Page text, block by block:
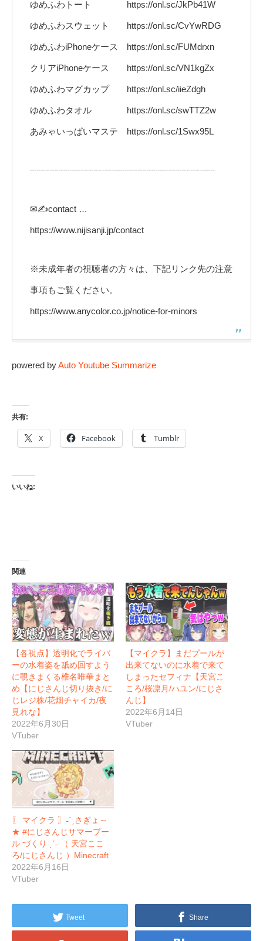
ゆめふわトート https://onl.sc/JkPb41W
ゆめふわスウェット https://onl.sc/CvYwRDG
ゆめふわiPhoneケース https://onl.sc/FUMdrxn
クリアiPhoneケース https://onl.sc/VN1kgZx
ゆめふわマグカップ https://onl.sc/iieZdgh
ゆめふわタオル https://onl.sc/swTTZ2w
あみゃいっぱいマステ https://onl.sc/1Swx95L
┈┈┈┈┈┈┈┈┈┈┈┈┈┈┈┈┈┈┈┈┈
✉✍contact …
https://www.nijisanji.jp/contact
※未成年者の視聴者の方々は、下記リンク先の注意
事項もご覧ください。
https://www.anycolor.co.jp/notice-for-minors
powered byAuto Youtube Summarize
共有:
X Facebook Tumblr
いいね:
関連
【各視点】透明化でライバ
ーの水着姿を舐め回すよう
に覗きまくる椎名唯華まと
め【にじさんじ切り抜き/に
じレジ株/花畑チャイカ/夜
見れな】
2022年6月30日
VTuber
【マイクラ】まだプールが
出来てないのに水着で来て
しまったセフィナ【天宮こ
ころ/桜凛月/ハユン/にじさ
んじ】
2022年6月14日
VTuber
〖 マイクラ 〗˗ˋˏさぎょ～
★ #にじさんじサマープー
ル づくり ˎˊ˗ （ 天宮ここ
ろ/にじさんじ ）Minecraft
2022年6月16日
VTuber
Tweet Share